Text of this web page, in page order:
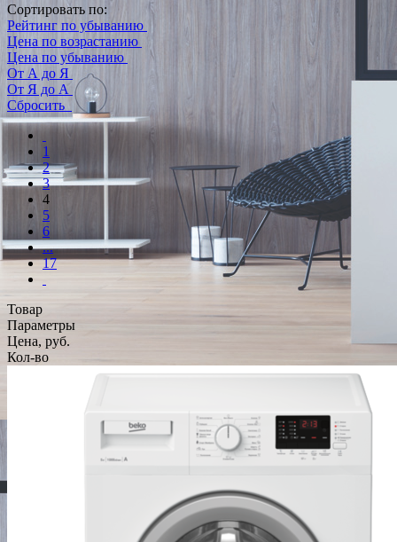
Сортировать по:
Рейтинг по убыванию
Цена по возрастанию
Цена по убыванию
От А до Я
От Я до А
Сбросить
1
2
3
4
5
6
...
17
Товар
Параметры
Цена, руб.
Кол-во